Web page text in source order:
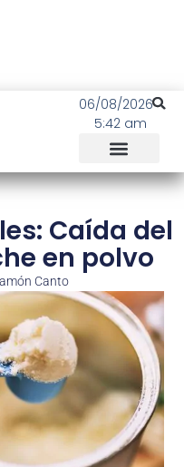
06/08/2026
5:42 am
Caída del
en polvo
Canto